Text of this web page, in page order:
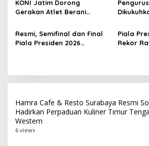
Match
KONI Jatim Dorong
Gerakan Atlet Berani
Tekanan Mental Atlet Laki-
Laki
Resmi, Semifinal dan Final
Piala Presiden 2026
Piala
Rekor
Hamra Cafe & Resto Surabaya Resmi
Hadirkan Perpaduan Kuliner Timur
Western
6 views